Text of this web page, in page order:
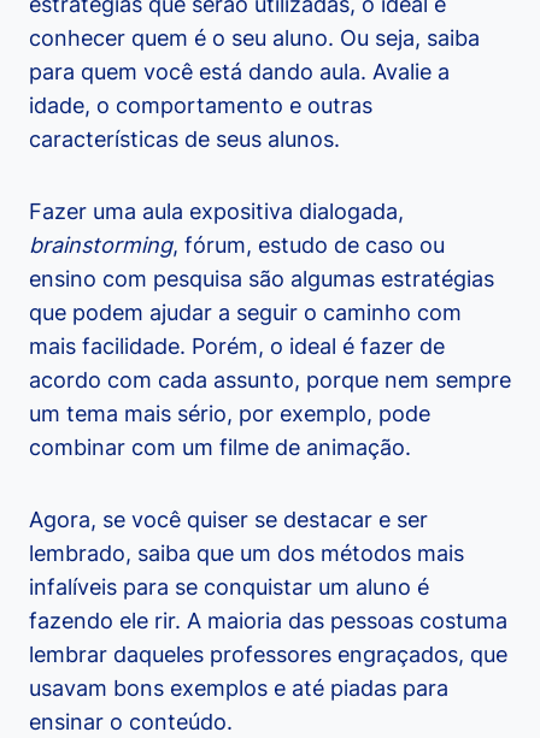
conhecer quem é o seu aluno. Ou seja, saiba
para quem você está dando aula. Avalie a
idade, o comportamento e outras
características de seus alunos.
Fazer uma aula expositiva dialogada,
brainstorming, fórum, estudo de caso ou
ensino com pesquisa são algumas estratégias
que podem ajudar a seguir o caminho com
mais facilidade. Porém, o ideal é fazer de
acordo com cada assunto, porque nem sempre
um tema mais sério, por exemplo, pode
combinar com um filme de animação.
Agora, se você quiser se destacar e ser
lembrado, saiba que um dos métodos mais
infalíveis para se conquistar um aluno é
fazendo ele rir. A maioria das pessoas costuma
lembrar daqueles professores engraçados, que
usavam bons exemplos e até piadas para
ensinar o conteúdo.